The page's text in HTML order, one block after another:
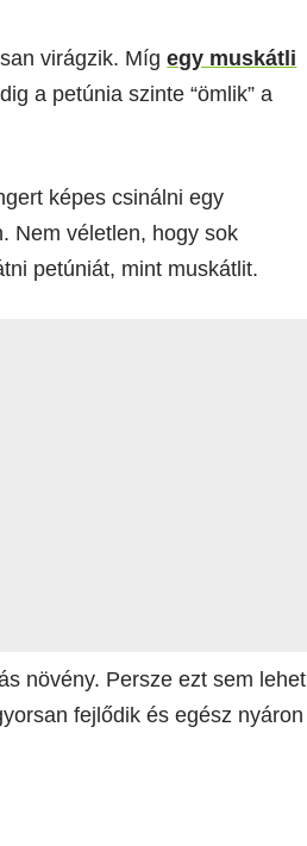
virágzik. Mígegy muskátli
a petúnia szinte “ömlik” a
képes csinálni egy
Nem véletlen, hogy sok
petúniát, mint muskátlit.
növény. Persze ezt sem lehet
fejlődik és egész nyáron